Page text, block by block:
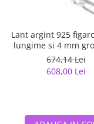
Lant argint 925
lungime si 4 mm
Classical You
674,14 Lei
608,00 Lei